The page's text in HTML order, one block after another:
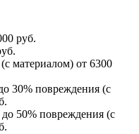
руб.
материалом) от 6300
30% повреждения (с
50% повреждения (с